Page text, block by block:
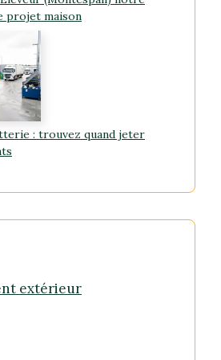
projet maison
: trouvez quand jeter
extérieur